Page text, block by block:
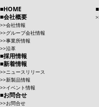
HOME
会社概要
会社情報
グループ会社情報
事業所情報
沿革
採用情報
新着情報
ニュースリリース
新製品情報
イベント情報
お問合せ
お問合せ